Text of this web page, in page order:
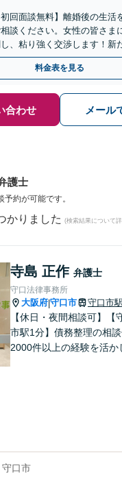
初回面談無料】離婚後の生活
談ください。女性の皆さま
、粘り強く交渉します！新
します。【休日・夜間相談
料金表を見る
合わせ メール
護士
約が可能です。
かりました (検索結果について
寺島 正作 弁護士
守口法律事務所
大阪府|守口市 守口市駅
【休日・夜間相談可】【
市駅1分】債務整理の相
2000件以上の経験を活か
守口市